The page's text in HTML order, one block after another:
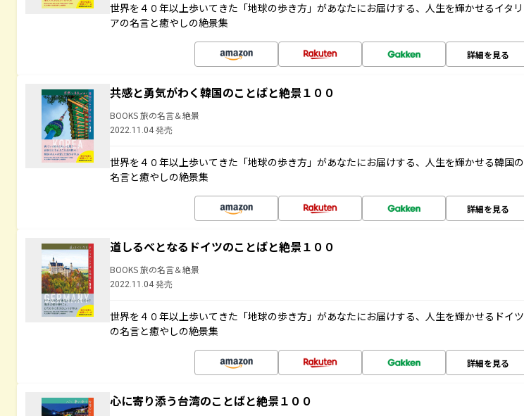
世界を４０年以上歩いてきた「地球の歩き方」があなたにお届けする、人生を輝かせるイタリ
アの名言と癒やしの絶景集
詳細を見る
共感と勇気がわく韓国のことばと絶景１００
BOOKS 旅の名言＆絶景
2022.11.04 発売
世界を４０年以上歩いてきた「地球の歩き方」があなたにお届けする、人生を輝かせる韓国の
名言と癒やしの絶景集
詳細を見る
道しるべとなるドイツのことばと絶景１００
BOOKS 旅の名言＆絶景
2022.11.04 発売
世界を４０年以上歩いてきた「地球の歩き方」があなたにお届けする、人生を輝かせるドイツ
の名言と癒やしの絶景集
詳細を見る
心に寄り添う台湾のことばと絶景１００